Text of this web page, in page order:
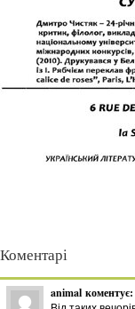
Коментарі
animal коментує: